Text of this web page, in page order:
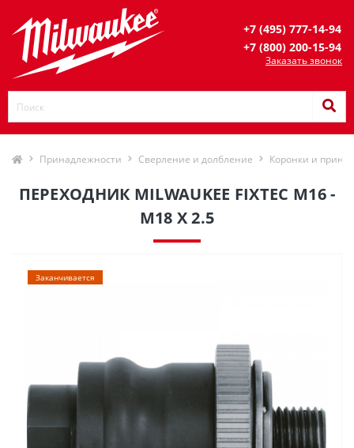
+7 (495) 777-14-94
+7 (800) 200-15-94
Заказать звонок
Принадлежности Сверление и долбление Коронки и
ПЕРЕХОДНИК MILWAUKEE FIXTEC M16 -
M18 X 2.5
Заканчивается